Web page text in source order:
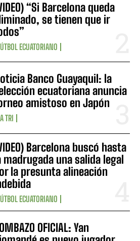
“Si Barcelona queda
se tienen que ir
ECUATORIANO
Banco Guayaquil: la
ecuatoriana anuncia
amistoso en Japón
TRI
Barcelona buscó hasta
madrugada una salida legal
la presunta alineación
ECUATORIANO
OFICIAL: Yan